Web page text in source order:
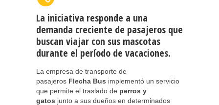
La iniciativa responde a una
demanda creciente de pasajeros que
buscan viajar con sus mascotas
durante el período de vacaciones.
La empresa de transporte de
pasajeros Flecha Bus implementó un servicio
que permite el traslado de perros y
gatos junto a sus dueños en determinados